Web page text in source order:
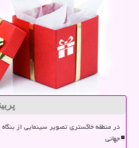
در منطقه خاکستری تصویر سینمایی از
جهانی